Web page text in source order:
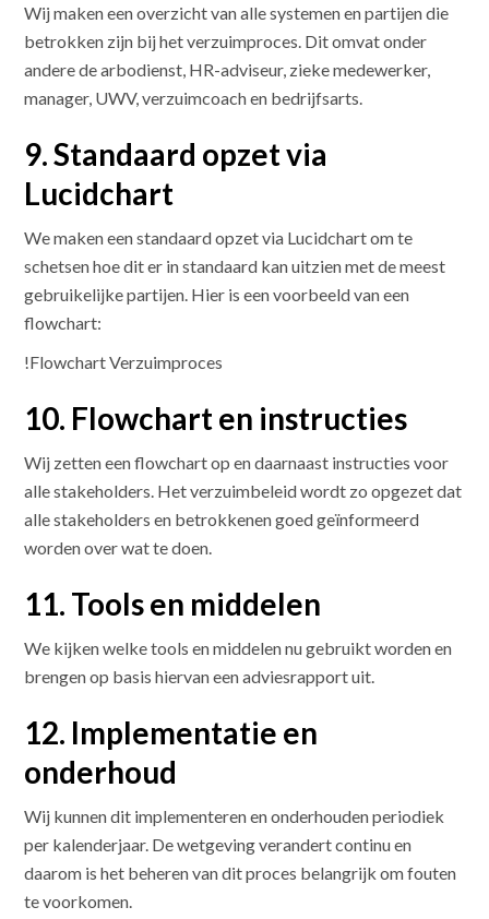
Wij maken een overzicht van alle systemen en partijen die
betrokken zijn bij het verzuimproces. Dit omvat onder
andere de arbodienst, HR-adviseur, zieke medewerker,
manager, UWV, verzuimcoach en bedrijfsarts.
9. Standaard opzet via
Lucidchart
We maken een standaard opzet via Lucidchart om te
schetsen hoe dit er in standaard kan uitzien met de meest
gebruikelijke partijen. Hier is een voorbeeld van een
flowchart:
!Flowchart Verzuimproces
10. Flowchart en instructies
Wij zetten een flowchart op en daarnaast instructies voor
alle stakeholders. Het verzuimbeleid wordt zo opgezet dat
alle stakeholders en betrokkenen goed geïnformeerd
worden over wat te doen.
11. Tools en middelen
We kijken welke tools en middelen nu gebruikt worden en
brengen op basis hiervan een adviesrapport uit.
12. Implementatie en
onderhoud
Wij kunnen dit implementeren en onderhouden periodiek
per kalenderjaar. De wetgeving verandert continu en
daarom is het beheren van dit proces belangrijk om fouten
te voorkomen.